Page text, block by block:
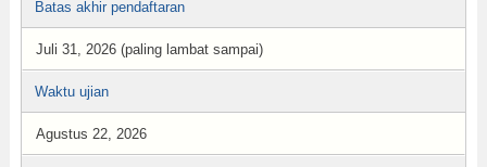
Batas akhir pendaftaran
Juli 31, 2026 (paling lambat sampai)
Waktu ujian
Agustus 22, 2026